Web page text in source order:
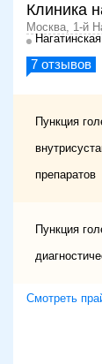
Клиника
Москва, 1-й
Нагатинская
7 отзывов
Пункция
препаратов
Пункция
Смотреть